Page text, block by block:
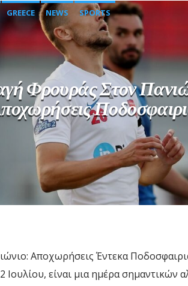
GREECE NEWS SPORTS
Φρουράς Στον
Αποχωρήσεις Έντεκα
είναι μια ημέρα σημαντικών